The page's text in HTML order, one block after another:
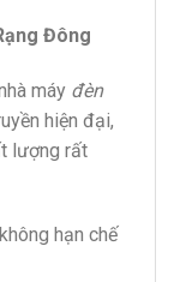
Đông
máy đèn
hiện đại,
lượng rất
hạn chế